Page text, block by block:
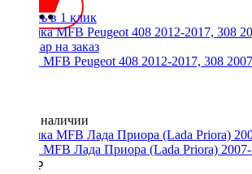
Купить в 1 клик
Рамка MFB Peugeot 408 2012-2017, 308
Нет в наличии
Рамка MFB Лада Приора (Lada Priora) 2007-
2300 ₽